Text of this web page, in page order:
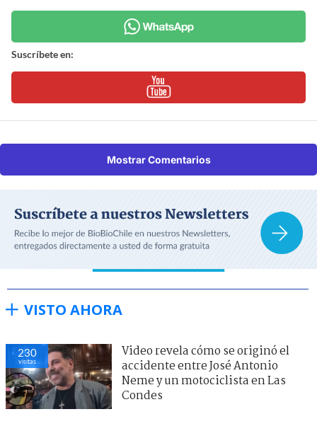
Suscríbete en:
Mostrar Comentarios
VISTO AHORA
230
visitas
Video revela cómo se originó el
accidente entre José Antonio
Neme y un motociclista en Las
Condes